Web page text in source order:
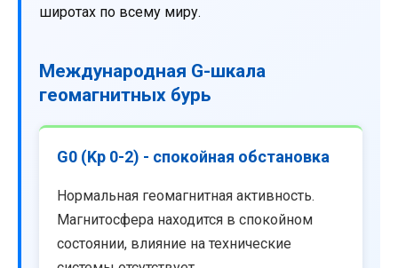
широтах по всему миру.
Международная G-шкала
геомагнитных бурь
G0 (Kp 0-2) - спокойная обстановка
Нормальная геомагнитная активность.
Магнитосфера находится в спокойном
состоянии, влияние на технические